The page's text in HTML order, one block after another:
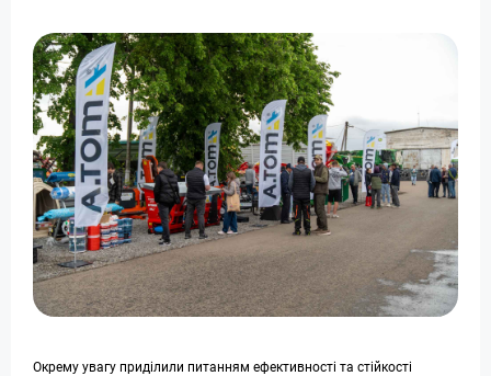
Окрему увагу приділили питанням ефективності та стійкості